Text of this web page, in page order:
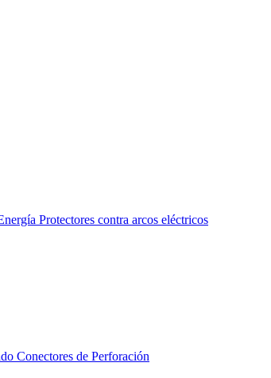
Protectores contra arcos eléctricos
Conectores de Perforación